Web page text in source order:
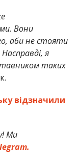
Вони
аби не стояти
я
таких
відзначили
Ми